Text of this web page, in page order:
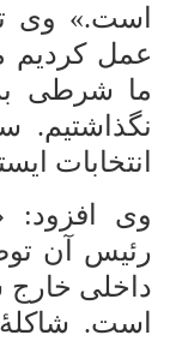
است.» وی
عمل کردیم
ما شرطی
نگذاشتیم.
انتخابات
وی افزود:
رئیس آن
داخلی
است.